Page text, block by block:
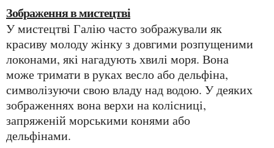
Зображення в мистецтві
У мистецтві Галію часто зображували як
красиву молоду жінку з довгими розпущеними
локонами, які нагадують хвилі моря. Вона
може тримати в руках весло або дельфіна,
символізуючи свою владу над водою. У деяких
зображеннях вона верхи на колісниці,
запряженій морськими конями або
дельфінами.